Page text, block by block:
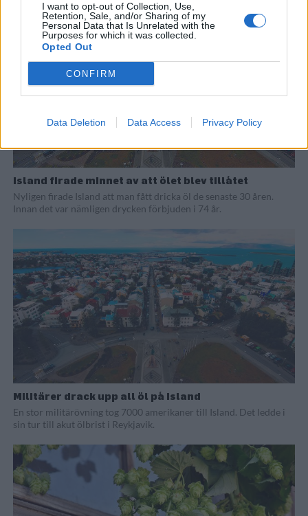
I want to opt-out of Collection, Use,
Retention, Sale, and/or Sharing of my
Personal Data that Is Unrelated with the
Purposes for which it was collected.
Opted Out
CONFIRM
Data Deletion Data Access Privacy Policy
Island firade minnet av att ölet blev tillåtet
Nyligen firade Island att man fått dricka öl de senaste 30 åren.
Innan det var nämligen drycken förbjuden i 74 år.
Militärer drack upp all öl på Island
En stor militärövning tog 7000 amerikaner till Island. Det ledde i
sin tur till akut ölbrist i Reykjavik.